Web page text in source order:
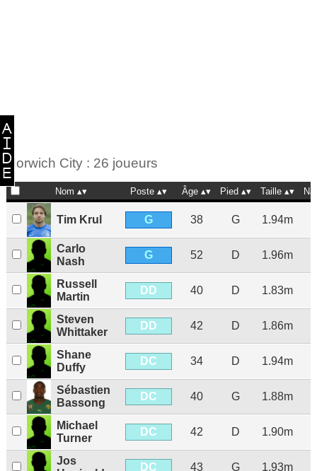
Norwich City : 26 joueurs
Nom Poste Âge Pied Taille
Tim Krul G 38 G 1.94m
Carlo
Nash
G 52 D 1.96m
Russell
Martin
DD 40 D 1.83m
Steven
Whittaker
DD 42 D 1.86m
Shane
Duffy
DC 34 D 1.94m
Sébastien
Bassong
DC 40 G 1.88m
Michael
Turner
DC 42 D 1.90m
Jos
DC 43 G 1.93m